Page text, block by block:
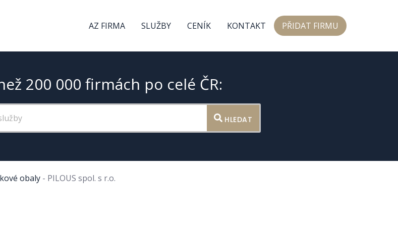
AZ FIRMA SLUŽBY CENÍK KONTAKT PŘIDAT FIRMU
200 000 firmách po celé ČR:
HLEDAT
obaly - PILOUS spol. s r.o.